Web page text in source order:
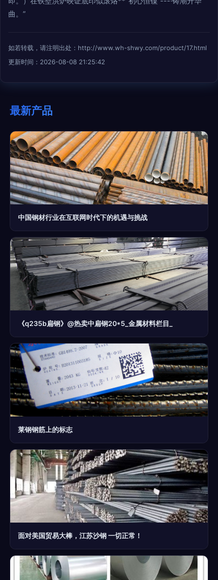
曲。”
如若转载，请注明出处：http://www.wh-shwy.com/product/17.html
更新时间：2026-08-08 21:25:42
最新产品
中国钢材行业在互联网时代下的机遇与挑战
《q235b扁钢》@热卖中扁钢20*5_金属材料栏目_
莱钢钢筋上的标志
面对美国贸易大棒，江苏沙钢 一切正常！